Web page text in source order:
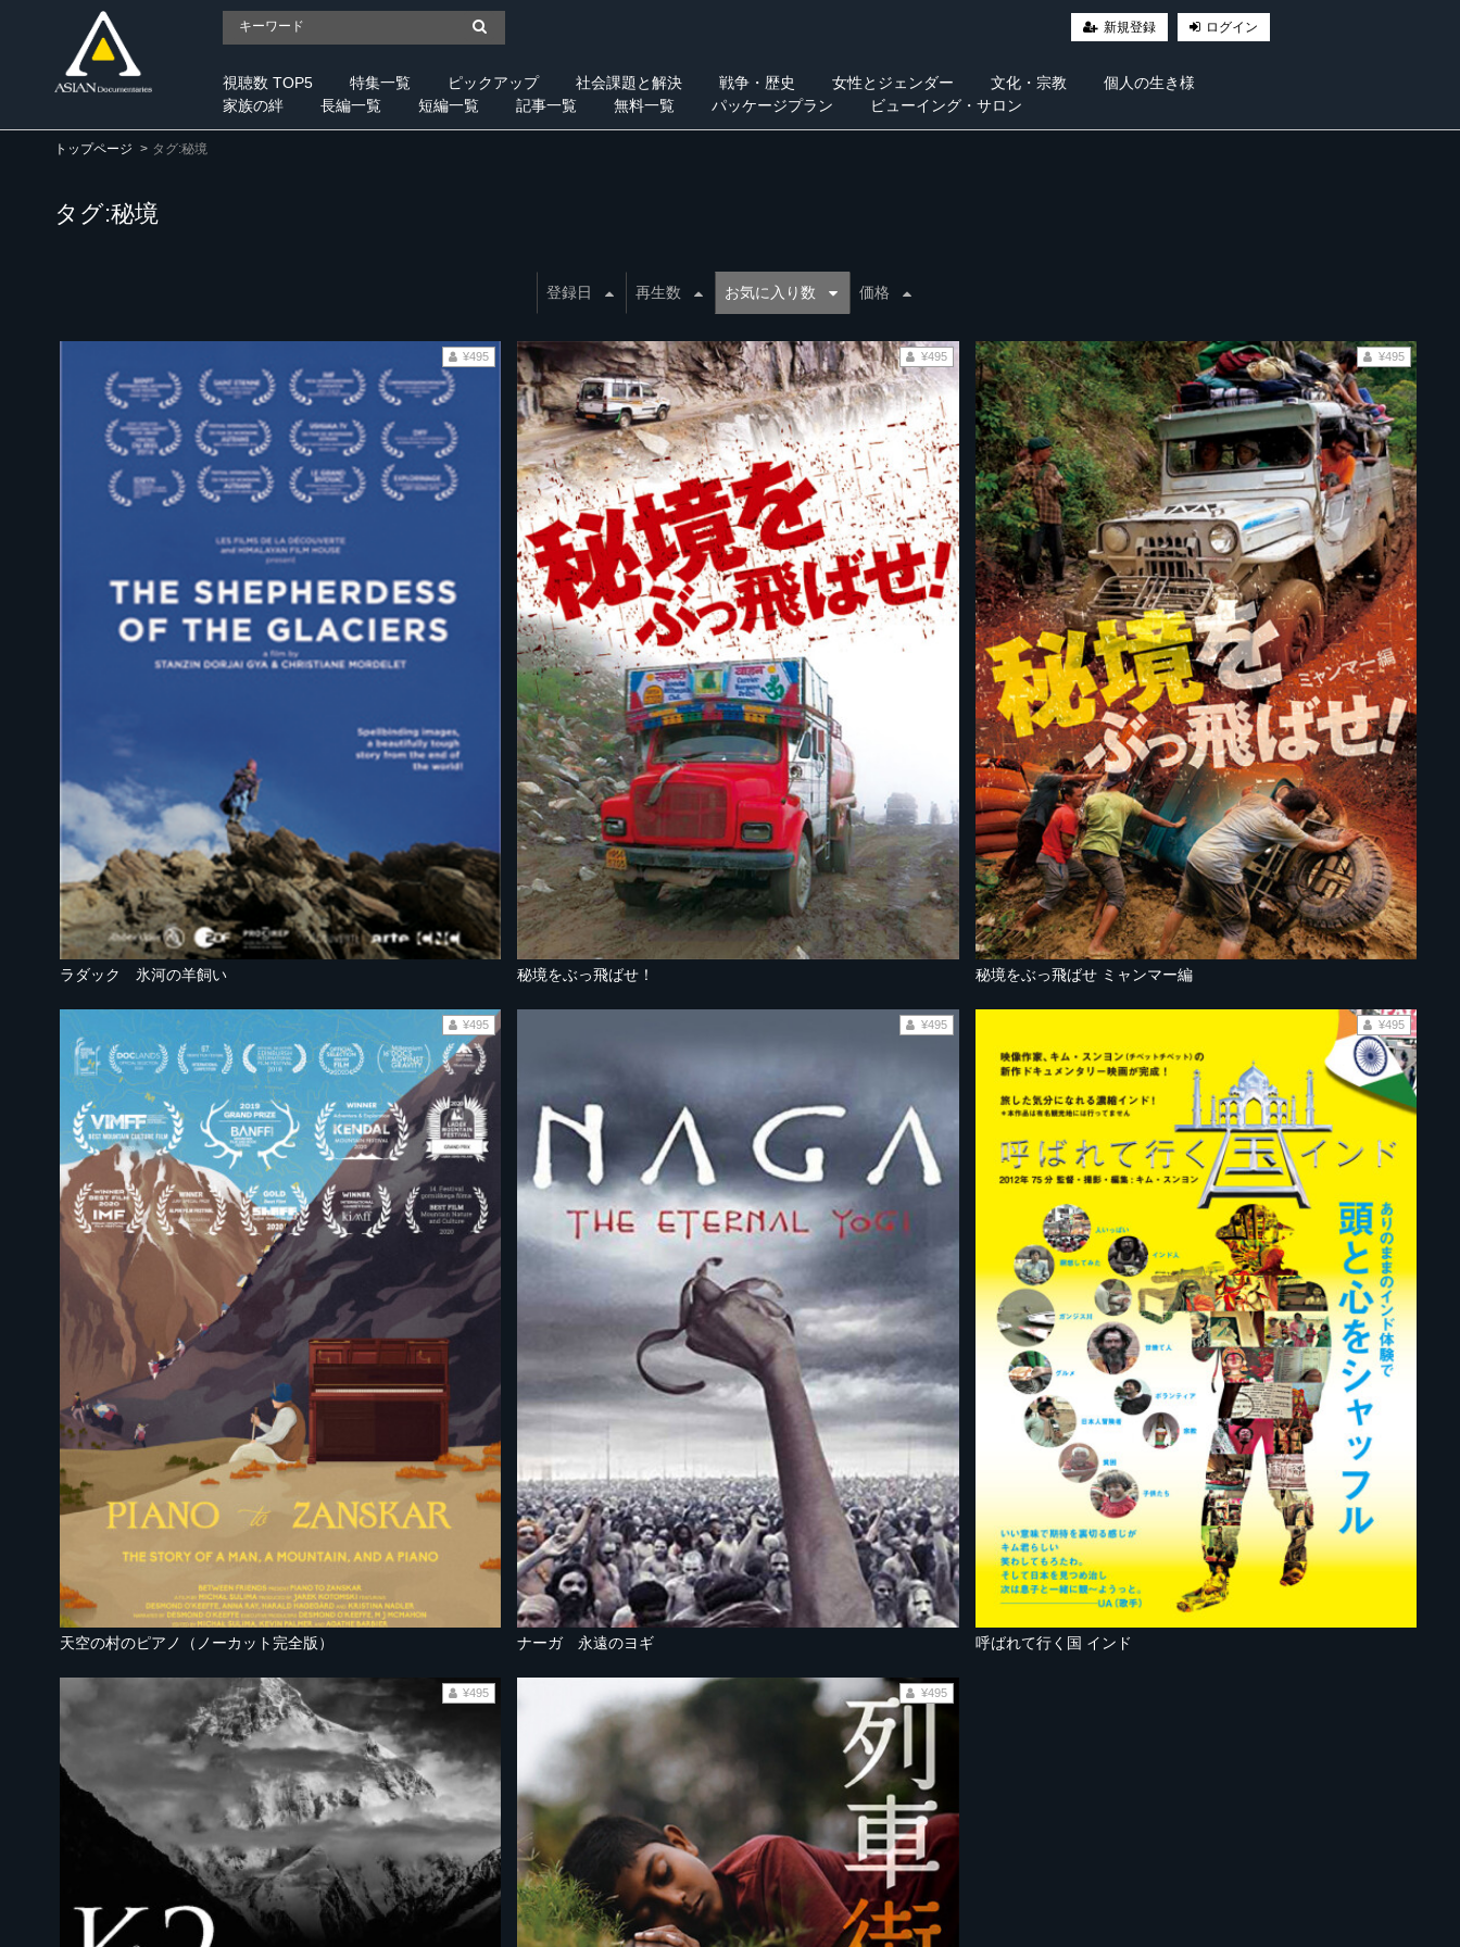
新規登録 ログイン
視聴数 TOP5 特集一覧 ピックアップ 社会課題と解決 戦争・歴史 女性とジェンダー 文化・宗教
個人の生き様
家族の絆
長編一覧 短編一覧 記事一覧 無料一覧 パッケージプラン ビューイング・サロン
トップページ タグ:秘境
タグ:秘境
登録日 再生数 お気に入り数 価格
ラダック 氷河の羊飼い
¥495
秘境をぶっ飛ばせ！
¥495
秘境をぶっ飛ばせ ミャンマー編
¥495
天空の村のピアノ（ノーカット完全版）
¥495
ナーガ 永遠のヨギ
¥495
呼ばれて行く国 インド
¥495
¥495 ¥495